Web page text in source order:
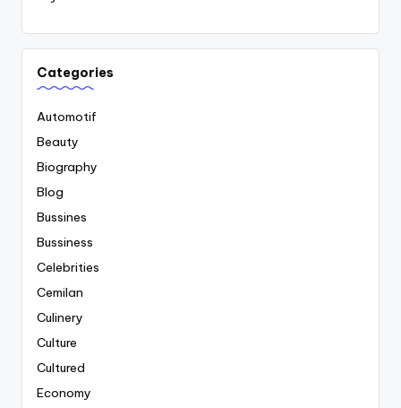
Categories
Automotif
Beauty
Biography
Blog
Bussines
Bussiness
Celebrities
Cemilan
Culinery
Culture
Cultured
Economy